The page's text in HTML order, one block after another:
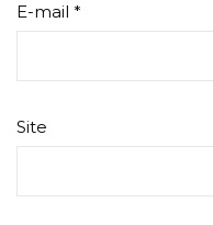
E-mail *
Site